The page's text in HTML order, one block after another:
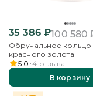
35 386₽100 580
Обручальное кольцо
красного золота
5.0 4 отзыва
В корзину